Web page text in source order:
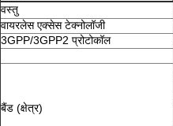
वस्तु
वायरलेस एक्सेस टेक्नोलॉजी
3GPP/3GPP2 प्रोटोकॉल
बैंड (क्षेत्र)